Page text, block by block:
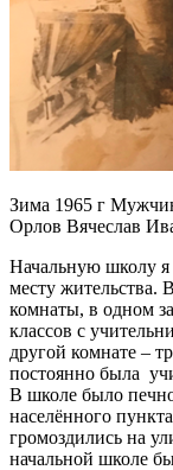
Зима 1965 г
Орлов Вячеслав
Начальную школу я
месту
комнаты, в одном
классов с
другой комнате –
постоянно была
В школе было
населённого
громоздились на
начальной школе